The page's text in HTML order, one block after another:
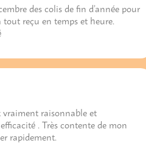
des colis de fin d’année pour
tout reçu en temps et heure.
vraiment raisonnable et
. Très contente de mon
rapidement.